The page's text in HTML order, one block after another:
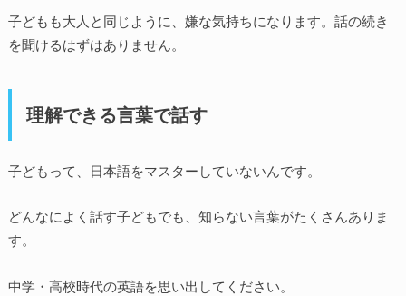
子どもも大人と同じように、嫌な気持ちになります。話の続き
を聞けるはずはありません。
理解できる言葉で話す
子どもって、日本語をマスターしていないんです。
どんなによく話す子どもでも、知らない言葉がたくさんありま
す。
中学・高校時代の英語を思い出してください。